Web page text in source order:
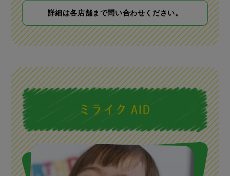
詳細は各店舗まで問い合わせください。